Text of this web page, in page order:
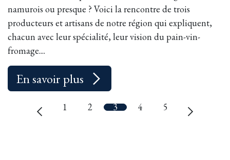
namurois ou presque ? Voici la rencontre de trois
producteurs et artisans de notre région qui expliquent,
chacun avec leur spécialité, leur vision du pain-vin-
fromage....
En savoir plus
1 2 3 4 5